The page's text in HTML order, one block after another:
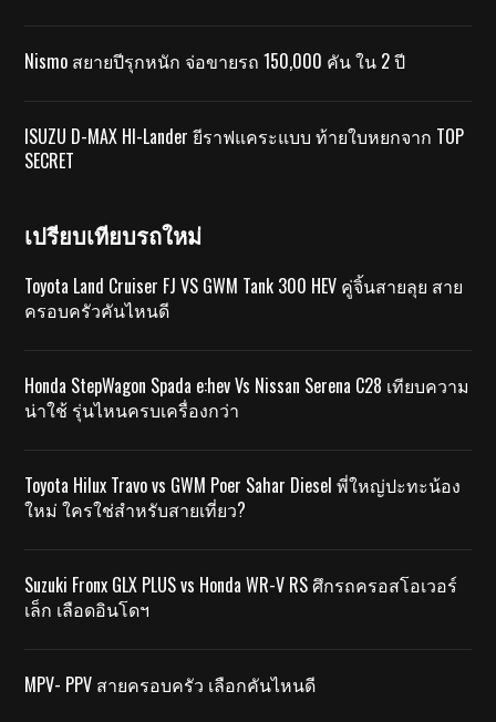
Nismo สยายปีรุกหนัก จ่อขายรถ 150,000 คัน ใน 2 ปี
ISUZU D-MAX HI-Lander ยีราฟแคระแบบ ท้ายใบหยกจาก TOP
SECRET
เปรียบเทียบรถใหม่
Toyota Land Cruiser FJ VS GWM Tank 300 HEV คู่จิ้นสายลุย สาย
ครอบครัวคันไหนดี
Honda StepWagon Spada e:hev Vs Nissan Serena C28 เทียบความ
น่าใช้ รุ่นไหนครบเครื่องกว่า
Toyota Hilux Travo vs GWM Poer Sahar Diesel พี่ใหญ่ปะทะน้อง
ใหม่ ใครใช่สำหรับสายเที่ยว?
Suzuki Fronx GLX PLUS vs Honda WR-V RS ศึกรถครอสโอเวอร์
เล็ก เลือดอินโดฯ
MPV- PPV สายครอบครัว เลือกคันไหนดี